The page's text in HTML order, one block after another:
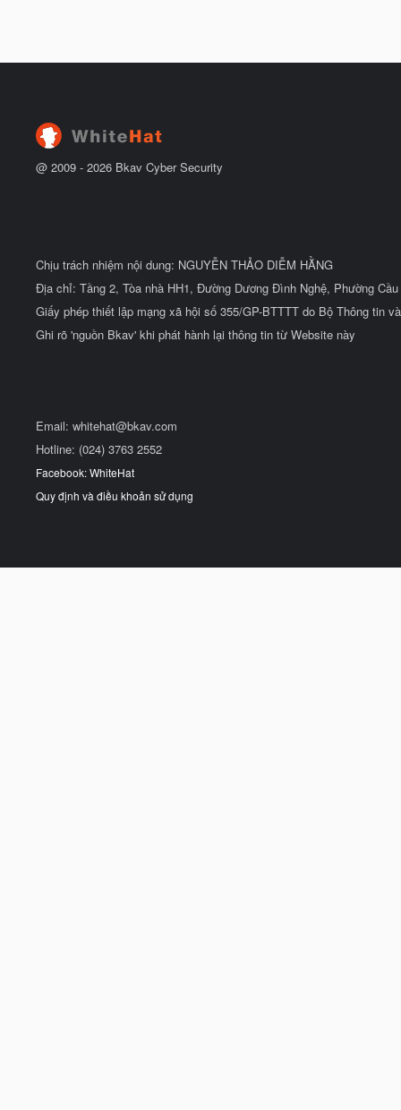
@ 2009 - 2026 Bkav Cyber Security
Chịu trách nhiệm nội dung: NGUYỄN THẢO DIỄM HẰNG
Địa chỉ: Tầng 2, Tòa nhà HH1, Đường Dương Đình Nghệ, Phường
Giấy phép thiết lập mạng xã hội số 355/GP-BTTTT do Bộ Thông tin
Ghi rõ 'nguồn Bkav' khi phát hành lại thông tin từ Website này
Email: whitehat@bkav.com
Hotline: (024) 3763 2552
Facebook: WhiteHat
Quy định và điều khoản sử dụng